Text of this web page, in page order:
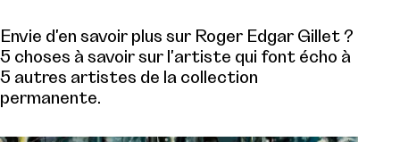
Envie d'en savoir plus sur Roger Edgar Gillet ?
5 choses à savoir sur l'artiste qui font écho à
5 autres artistes de la collection
permanente.